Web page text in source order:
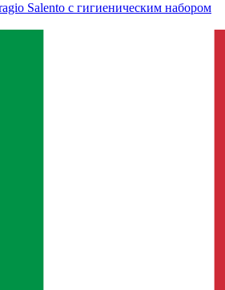
Salento с гигиеническим набором